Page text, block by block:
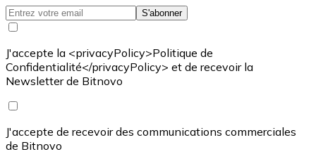
S'abonner
J'accepte la <privacyPolicy>Politique de
Confidentialité</privacyPolicy> et de recevoir la
Newsletter de Bitnovo
J'accepte de recevoir des communications commerciales
de Bitnovo